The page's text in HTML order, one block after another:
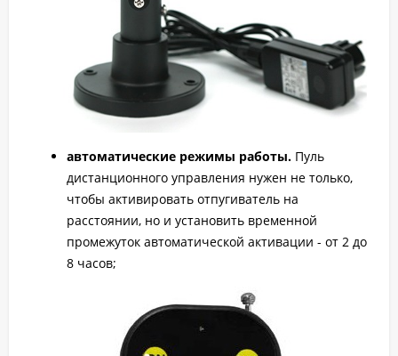
автоматические режимы работы. Пуль
дистанционного управления нужен не только,
чтобы активировать отпугиватель на
расстоянии, но и установить временной
промежуток автоматической активации - от 2 до
8 часов;